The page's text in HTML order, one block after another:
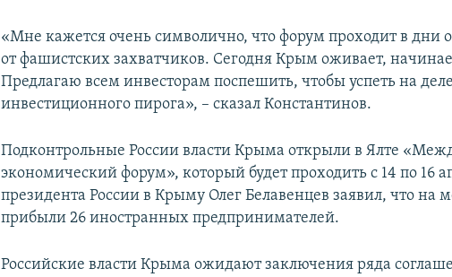
«Мне кажется очень символично, что форум проходит в дни
от фашистских захватчиков. Сегодня Крым оживает,
Предлагаю всем инвесторам поспешить, чтобы успеть на
инвестиционного пирога», – сказал Константинов.
Подконтрольные России власти Крыма открыли в Ялте
экономический форум», который будет проходить с 14 по 16
президента России в Крыму Олег Белавенцев заявил, что на
прибыли 26 иностранных предпринимателей.
Российские власти Крыма ожидают заключения ряда